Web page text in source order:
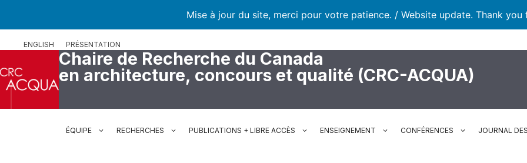
Mise à jour du site, merci pour votre patience. / Website update. Thank you
ENGLISH PRÉSENTATION
Chaire de Recherche du Canada
en architecture, concours et qualité (CRC-ACQUA)
ÉQUIPE RECHERCHES PUBLICATIONS + LIBRE ACCÈS ENSEIGNEMENT CONFÉRENCES JOURNAL